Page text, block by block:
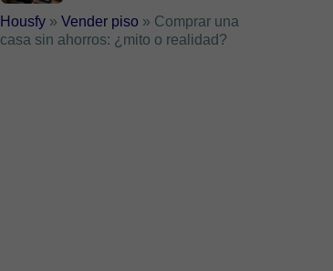
Housfy »Vender piso » Comprar una
casa sin ahorros: ¿mito o realidad?